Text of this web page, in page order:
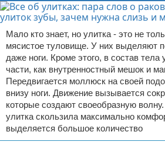
Политика
Природа
Философия
Культура
Экономика
Сотрудничество
Размещение рекламы
Для правообладателей
Условия предоставления
Отказ от ответственности
Мало кто знает, но улитка - это не
мясистое туловище. У них выделяют
даже ноги. Кроме этого, в состав тела
части, как внутренностный мешок и
Передвигается моллюск на своей
внизу ноги. Движение вызывается
которые создают своеобразную
улитка скользила максимально
выделяется большое количество